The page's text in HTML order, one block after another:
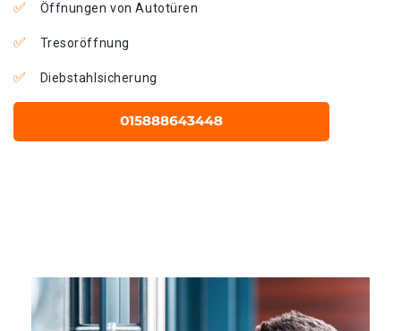
Öffnungen von Autotüren
Tresoröffnung
Diebstahlsicherung